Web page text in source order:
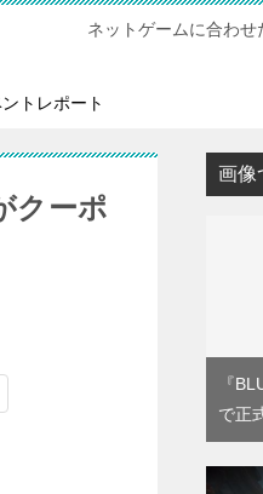
ネットゲームに合わ
トレポート
クーポ
画像
『
で正